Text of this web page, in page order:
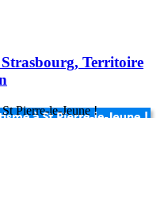
Strasbourg, Territoire
St Pierre-le-Jeune !